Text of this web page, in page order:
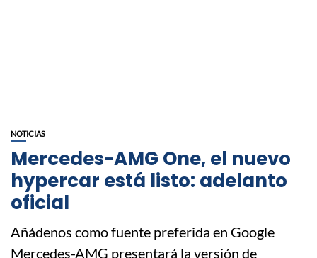
NOTICIAS
Mercedes-AMG One, el nuevo
hypercar está listo: adelanto
oficial
Añádenos como fuente preferida en Google
Mercedes-AMG presentará la versión de